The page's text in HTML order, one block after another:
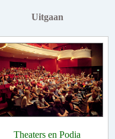
Uitgaan
Theaters en Podia